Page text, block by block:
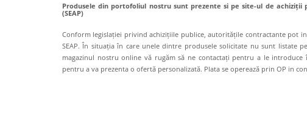
Produsele din portofoliul nostru sunt prezente si pe site-ul de achiziții
(SEAP)
Conform legislației privind achizițiile publice, autoritățile contractante pot
SEAP. În situația în care unele dintre produsele solicitate nu sunt listate pe
magazinul nostru online vă rugăm să ne contactați pentru a le introduce
pentru a va prezenta o ofertă personalizată. Plata se operează prin OP in